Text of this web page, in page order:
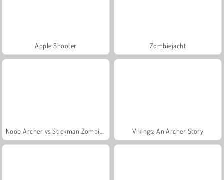
Apple Shooter Zombiejacht
Vikings: An Archer Story